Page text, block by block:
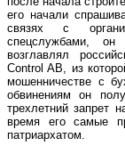
его начали
связях с
спецслужбами, он
возглавлял
Control AB, из
мошенничестве с
обвинениям он
трехлетний запрет
время его самые
патриархатом.